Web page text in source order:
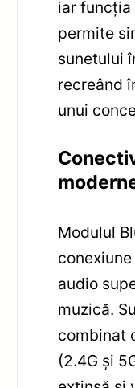
iar
permite
sunetului
recreând
unui
Modulul
audio
muzică.
combinat
(2.4G și